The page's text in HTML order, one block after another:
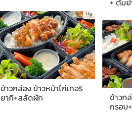
ข้าวกล่อง ข้าวหน้าไก่เทอริ
ยากิ+สลัดผัก ข้าวก
กรอบ